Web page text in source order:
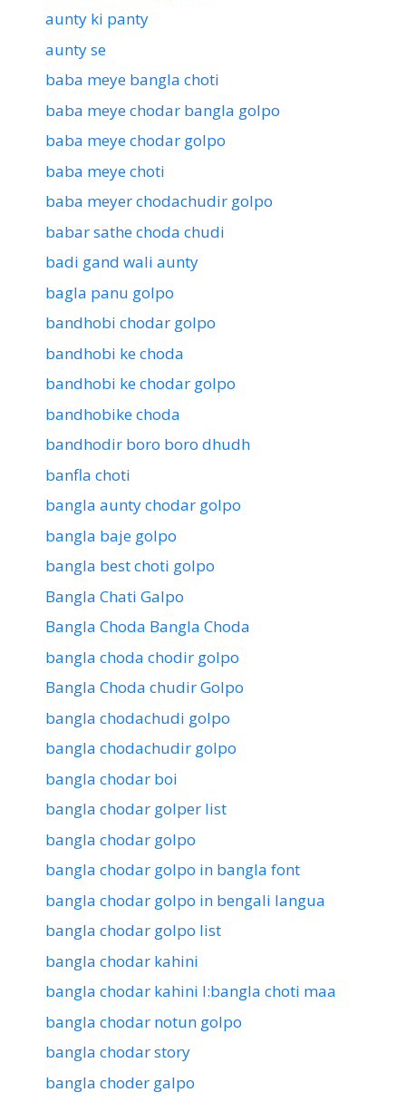
aunty ki panty
aunty se
baba meye bangla choti
baba meye chodar bangla golpo
baba meye chodar golpo
baba meye choti
baba meyer chodachudir golpo
babar sathe choda chudi
badi gand wali aunty
bagla panu golpo
bandhobi chodar golpo
bandhobi ke choda
bandhobi ke chodar golpo
bandhobike choda
bandhodir boro boro dhudh
banfla choti
bangla aunty chodar golpo
bangla baje golpo
bangla best choti golpo
Bangla Chati Galpo
Bangla Choda Bangla Choda
bangla choda chodir golpo
Bangla Choda chudir Golpo
bangla chodachudi golpo
bangla chodachudir golpo
bangla chodar boi
bangla chodar golper list
bangla chodar golpo
bangla chodar golpo in bangla font
bangla chodar golpo in bengali langua
bangla chodar golpo list
bangla chodar kahini
bangla chodar kahini l:bangla choti maa
bangla chodar notun golpo
bangla chodar story
bangla choder galpo